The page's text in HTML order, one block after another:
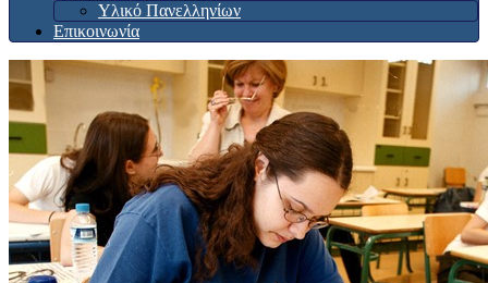
Υλικό Πανελληνίων
Επικοινωνία